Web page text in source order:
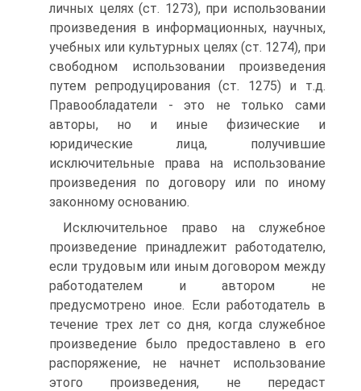
личных целях (ст. 1273), при использовании
произведения в информационных, научных,
учебных или культурных целях (ст. 1274), при
свободном использовании произведения
путем репродуцирования (ст. 1275) и т.д.
Правообладатели - это не только сами
авторы, но и иные физические и
юридические лица, получившие
исключительные права на использование
произведения по договору или по иному
законному основанию.
Исключительное право на служебное
произведение принадлежит работодателю,
если трудовым или иным договором между
работодателем и автором не
предусмотрено иное. Если работодатель в
течение трех лет со дня, когда служебное
произведение было предоставлено в его
распоряжение, не начнет использование
этого произведения, не передаст